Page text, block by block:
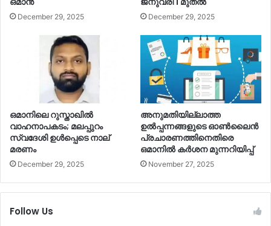
December 29, 2025 December 29, 2025
ഒമാനിലെ റുസ്താഖില്‍
വാഹനാപകടം; മലപ്പുറം
സ്വദേശി ഉള്‍പ്പെടെ നാല്
മരണം
December 29, 2025
അനുമതിയില്ലാത്ത
ഉല്‍പ്പന്നങ്ങളുടെ ഓണ്‍ലൈൻ
പ്രചാരണത്തിനെതിരെ
ഒമാനില്‍ കര്‍ശന മുന്നറിയിപ്പ്
November 27, 2025
Follow Us